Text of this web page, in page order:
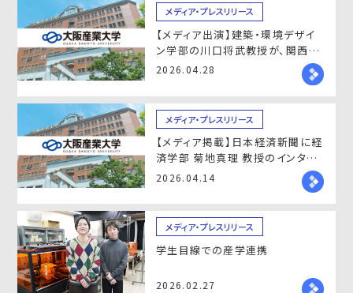
メディア・プレスリリース
【メディア出演】建築・環境デザイ
ン学部の川口将武教授が、関西テ
レビの報道番組「newsランナー」
2026.04.28
メディア・プレスリリース
【メディア掲載】日本経済新聞に経
済学部 菊地真理 教授のインタビ
ュー掲載 — 改正民法の課題を解
2026.04.14
メディア・プレスリリース
学生目線での産学連携
2026.02.27